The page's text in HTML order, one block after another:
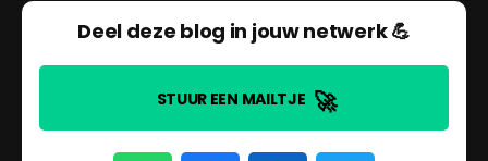
Deel deze blog in jouw netwerk 💪
STUUR EEN MAILTJE 🚀